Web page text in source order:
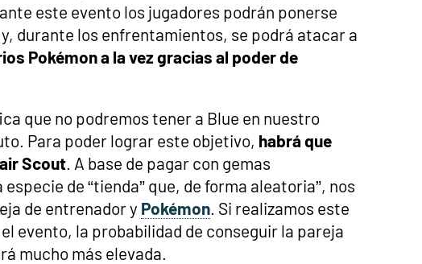
este evento los jugadores podrán ponerse
y, durante los enfrentamientos, se podrá atacar a
Pokémon a la vez gracias al poder de
que no podremos tener a Blue en nuestro
Para poder lograr este objetivo, habrá que
Scout . A base de pagar con gemas
de “tienda” que, de forma aleatoria”, nos
de entrenador y Pokémon . Si realizamos este
evento, la probabilidad de conseguir la pareja
mucho más elevada.